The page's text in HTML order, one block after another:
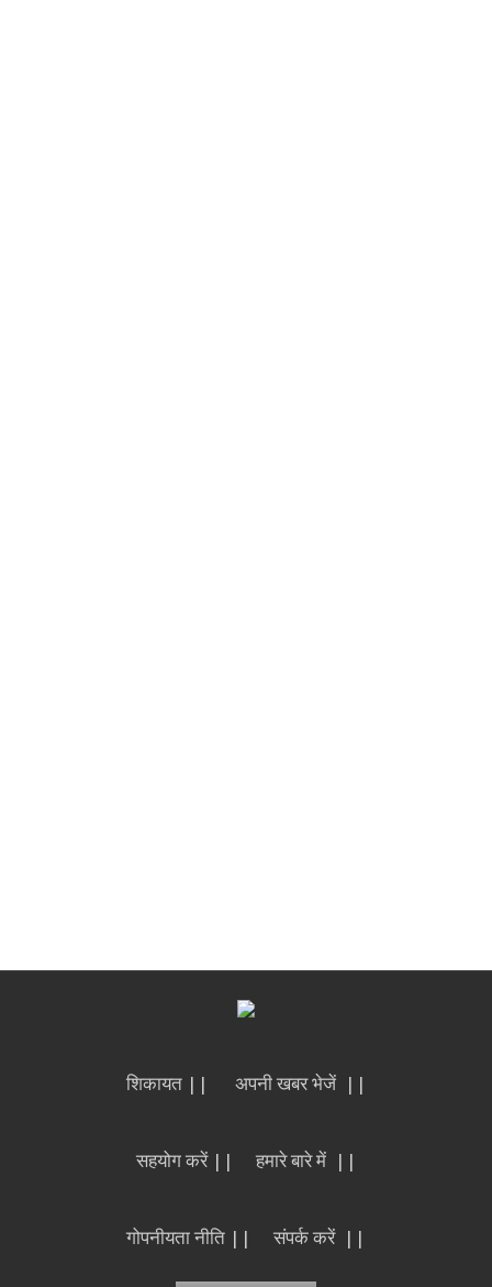
शिकायत || अपनी खबर भेजें ||
सहयोग करें || हमारे बारे में ||
गोपनीयता नीति || संपर्क करें ||